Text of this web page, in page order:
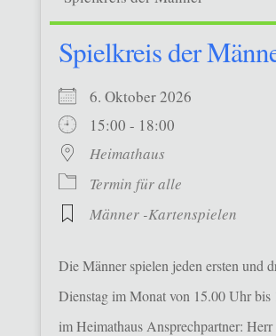
Spielkreis der
6. Oktober 2026
15:00 - 18:00
Heimathaus
Termin für alle
Männer -Kartenspielen
Die Männer spielen jeden ersten und
Dienstag im Monat von 15.00 Uhr bis
im Heimathaus Ansprechpartner: Herr